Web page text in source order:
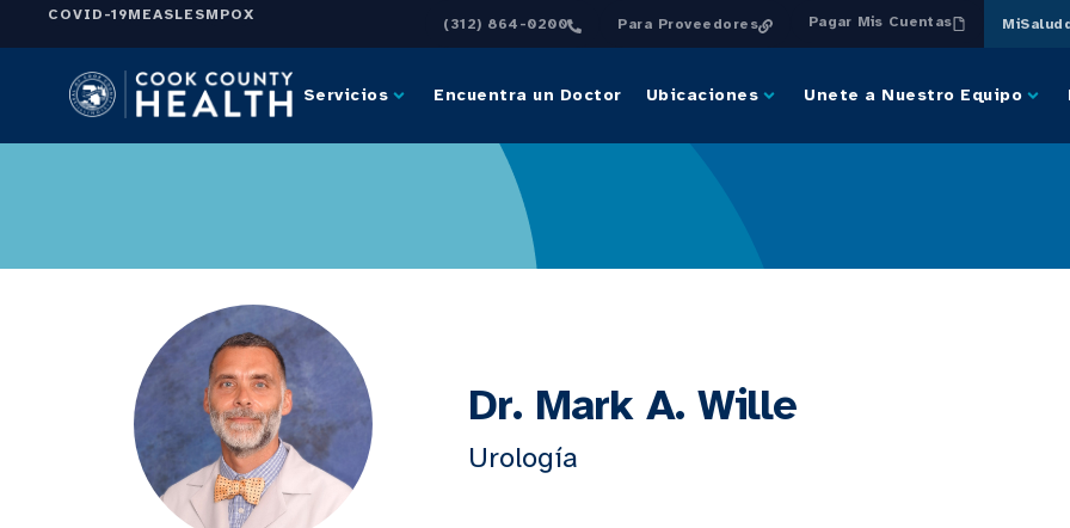
COVID-19MEASLESMPOX
(312) 864-0200 Para Proveedores Pagar Mis Cuentas
Servicios Encuentra un Doctor Ubicaciones Unete a Nuestro Equipo
Dr. Mark A. Wille
Urología